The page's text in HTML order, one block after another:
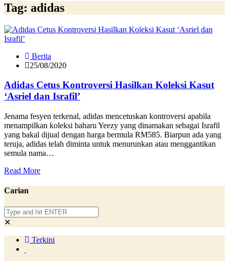
Tag: adidas
Berita
25/08/2020
Adidas Cetus Kontroversi Hasilkan Koleksi Kasut
‘Asriel dan Israfil’
Jenama fesyen terkenal, adidas mencetuskan kontroversi apabila
menampilkan koleksi baharu Yeezy yang dinamakan sebagai Israfil
yang bakal dijual dengan harga bermula RM585. Biarpun ada yang
teruja, adidas telah diminta untuk menurunkan atau menggantikan
semula nama…
Read More
Carian
✕
Terkini